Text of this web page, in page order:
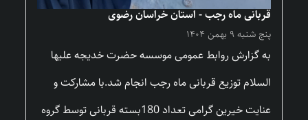
قربانی ماه رجب - استان خراسان رضوی
پنج شنبه ۹ بهمن ۱۴۰۴
به گزارش روابط عمومی موسسه حضرت خدیجه علیها
السلام توزیع قربانی ماه رجب انجام شد.با مشارکت و
عنایت خیرین گرامی تعداد 180بسته قربانی توسط گروه